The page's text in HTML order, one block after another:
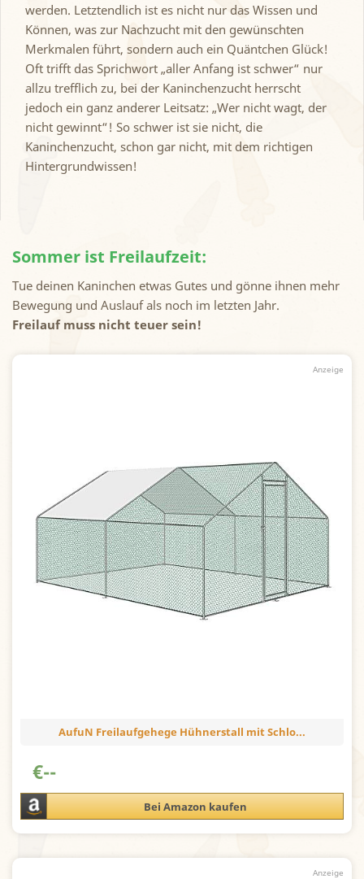
werden. Letztendlich ist es nicht nur das Wissen und
Können, was zur Nachzucht mit den gewünschten
Merkmalen führt, sondern auch ein Quäntchen Glück!
Oft trifft das Sprichwort „aller Anfang ist schwer“ nur
allzu trefflich zu, bei der Kaninchenzucht herrscht
jedoch ein ganz anderer Leitsatz: „Wer nicht wagt, der
nicht gewinnt“! So schwer ist sie nicht, die
Kaninchenzucht, schon gar nicht, mit dem richtigen
Hintergrundwissen!
Sommer ist Freilaufzeit:
Tue deinen Kaninchen etwas Gutes und gönne ihnen mehr
Bewegung und Auslauf als noch im letzten Jahr.
Freilauf muss nicht teuer sein!
AufuN Freilaufgehege Hühnerstall mit Schlo...
€--
Bei Amazon kaufen